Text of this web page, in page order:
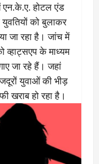
एन.के.ए. होटल एंड
युवतियों को बुलाकर
जा रहा है। जांच में
व्हाट्सएप के माध्यम
जा रहे हैं। जहां
युवाओं की भीड़
खराब हो रहा है।